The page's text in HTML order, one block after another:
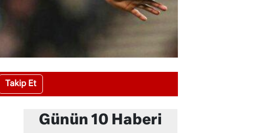
Takip Et
Günün 10 Haberi